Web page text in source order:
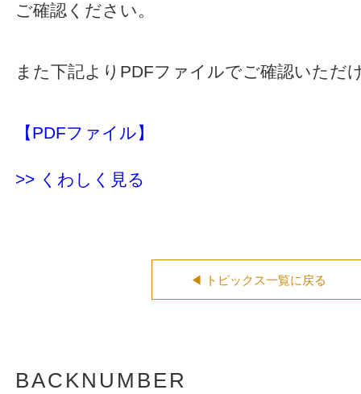
ご確認ください。
また下記よりPDFファイルでご確認いただ
【PDFファイル】
>> くわしく見る
◀ トピックス一覧に戻る
BACKNUMBER